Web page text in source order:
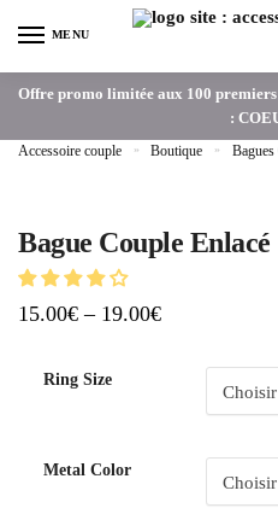
MENU
Offre promo limitée aux 100 premiers
:
Accessoire couple » Boutique »
Bague Couple Enlacé
15.00€ – 19.00€
Ring Size
Metal Color